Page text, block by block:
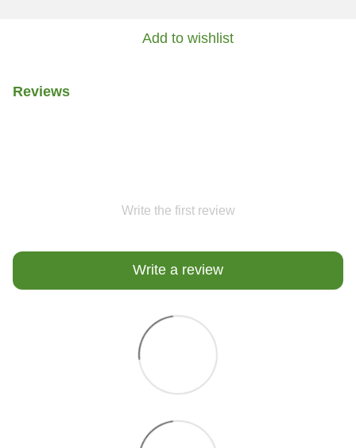
Add to wishlist
Reviews
Write the first review
Write a review